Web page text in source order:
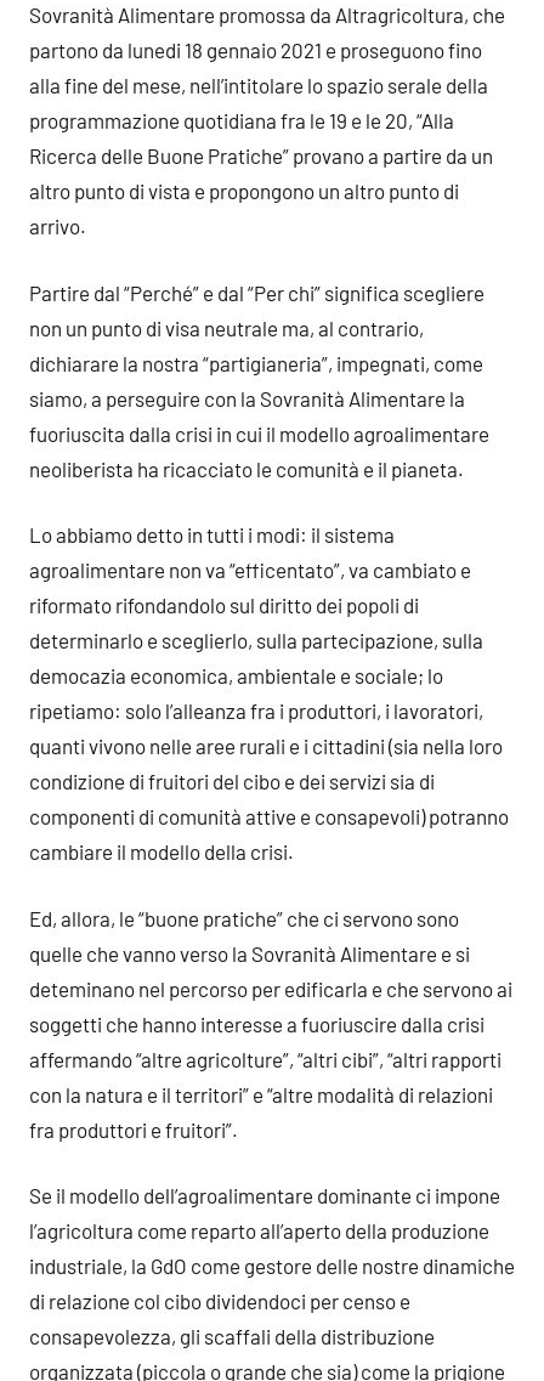
Sovranità Alimentare promossa da Altragricoltura, che
partono da lunedi 18 gennaio 2021 e proseguono fino
alla fine del mese, nell’intitolare lo spazio serale della
programmazione quotidiana fra le 19 e le 20, “Alla
Ricerca delle Buone Pratiche” provano a partire da un
altro punto di vista e propongono un altro punto di
arrivo.
Partire dal “Perché” e dal “Per chi” significa scegliere
non un punto di visa neutrale ma, al contrario,
dichiarare la nostra “partigianeria”, impegnati, come
siamo, a perseguire con la Sovranità Alimentare la
fuoriuscita dalla crisi in cui il modello agroalimentare
neoliberista ha ricacciato le comunità e il pianeta.
Lo abbiamo detto in tutti i modi: il sistema
agroalimentare non va “efficentato”, va cambiato e
riformato rifondandolo sul diritto dei popoli di
determinarlo e sceglierlo, sulla partecipazione, sulla
democazia economica, ambientale e sociale; lo
ripetiamo: solo l’alleanza fra i produttori, i lavoratori,
quanti vivono nelle aree rurali e i cittadini (sia nella loro
condizione di fruitori del cibo e dei servizi sia di
componenti di comunità attive e consapevoli) potranno
cambiare il modello della crisi.
Ed, allora, le “buone pratiche” che ci servono sono
quelle che vanno verso la Sovranità Alimentare e si
deteminano nel percorso per edificarla e che servono ai
soggetti che hanno interesse a fuoriuscire dalla crisi
affermando “altre agricolture”, “altri cibi”, “altri rapporti
con la natura e il territori” e “altre modalità di relazioni
fra produttori e fruitori”.
Se il modello dell’agroalimentare dominante ci impone
l’agricoltura come reparto all’aperto della produzione
industriale, la GdO come gestore delle nostre dinamiche
di relazione col cibo dividendoci per censo e
consapevolezza, gli scaffali della distribuzione
organizzata (piccola o grande che sia) come la prigione